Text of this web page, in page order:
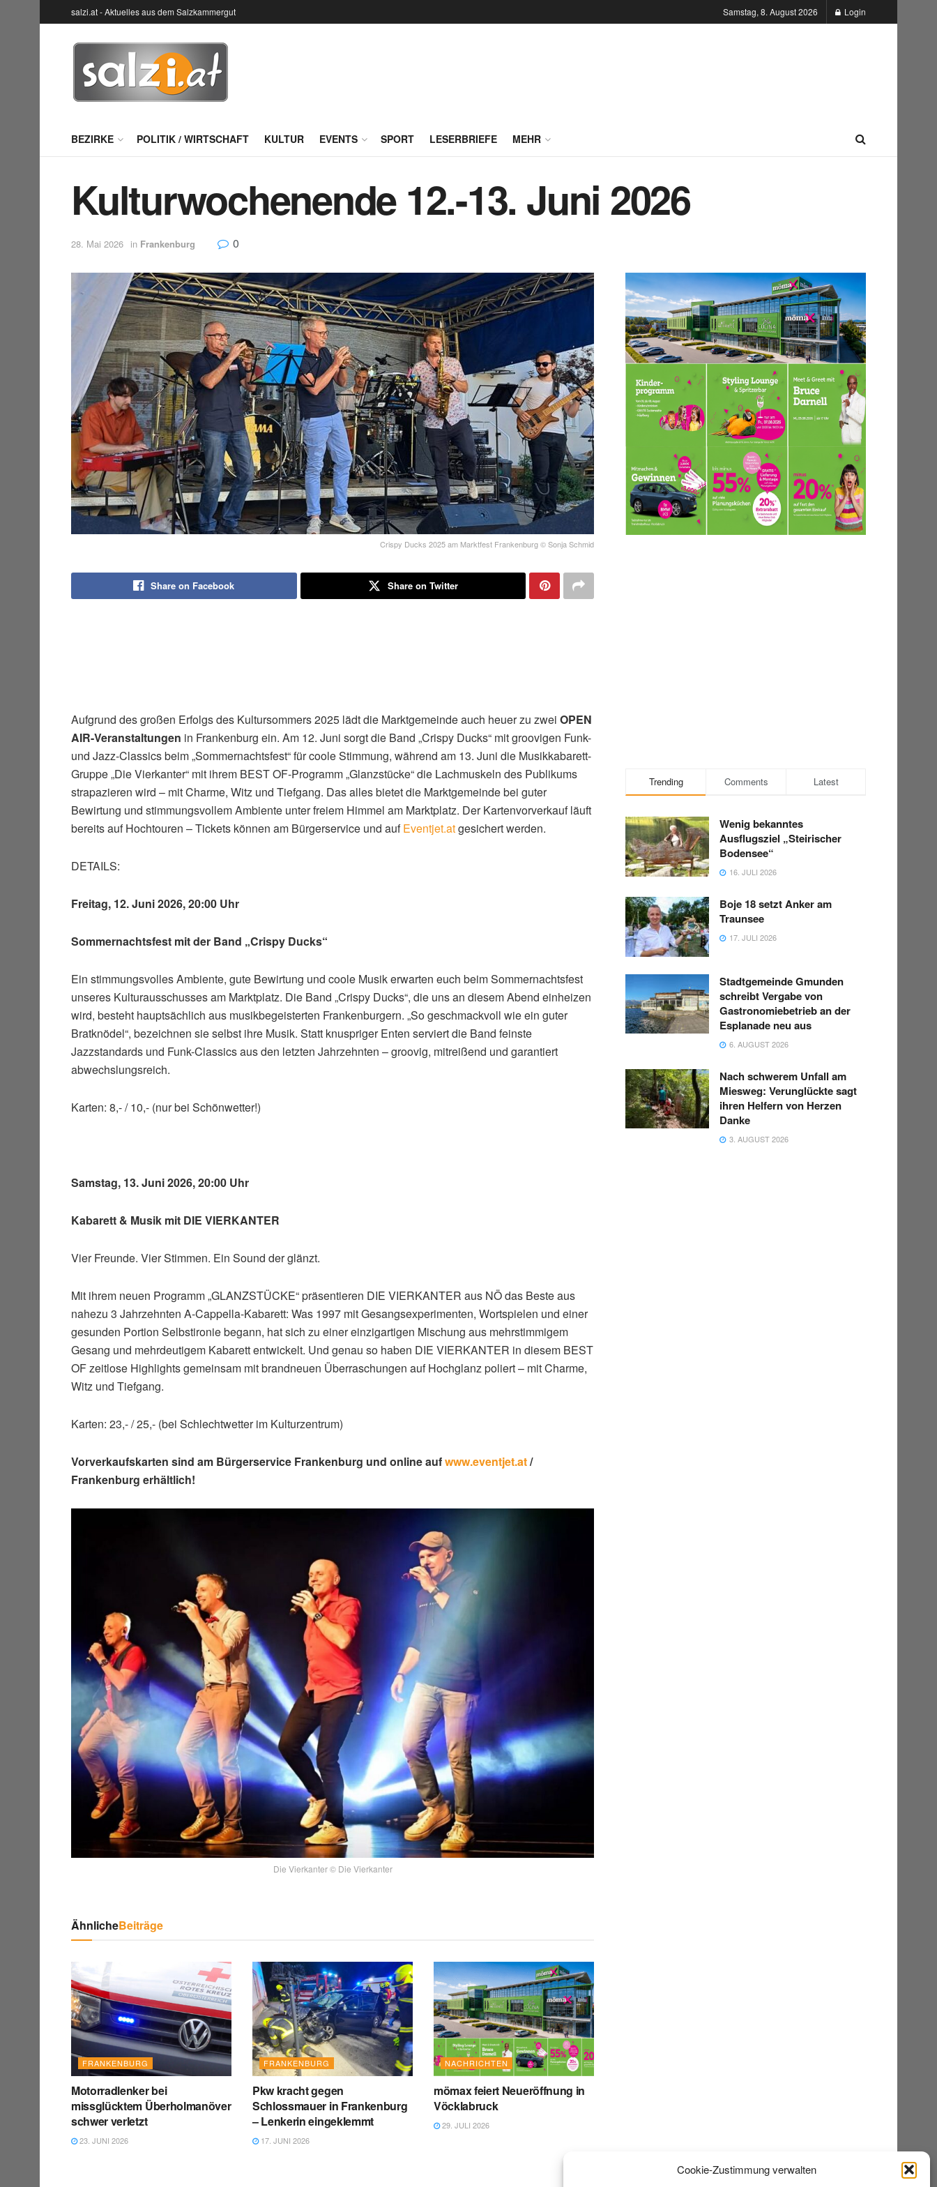
Cookie-Zustimmung verwalten
salzi.at - Aktuelles aus dem Salzkammergut Samstag, 8. August 2026 Login
BEZIRKE POLITIK / WIRTSCHAFT KULTUR EVENTS SPORT LESERBRIEFE MEHR
Kulturwochenende 12.-13. Juni 2026
28. Mai 2026 in Frankenburg 0
Crispy Ducks 2025 am Marktfest Frankenburg © Sonja Schmid
Share on Facebook Share on Twitter
Aufgrund des großen Erfolgs des Kultursommers 2025 lädt die Marktgemeinde auch heuer zu zwei OPEN
AIR-Veranstaltungen in Frankenburg ein. Am 12. Juni sorgt die Band „Crispy Ducks“ mit groovigen Funk-
und Jazz-Classics beim „Sommernachtsfest“ für coole Stimmung, während am 13. Juni die Musikkabarett-
Gruppe „Die Vierkanter“ mit ihrem BEST OF-Programm „Glanzstücke“ die Lachmuskeln des Publikums
strapazieren wird – mit Charme, Witz und Tiefgang. Das alles bietet die Marktgemeinde bei guter
Bewirtung und stimmungsvollem Ambiente unter freiem Himmel am Marktplatz. Der Kartenvorverkauf läuft
bereits auf Hochtouren – Tickets können am Bürgerservice und aufEventjet.atgesichert werden.
DETAILS:
Freitag, 12. Juni 2026, 20:00 Uhr
Sommernachtsfest mit der Band „Crispy Ducks“
Ein stimmungsvolles Ambiente, gute Bewirtung und coole Musik erwarten euch beim Sommernachtsfest
unseres Kulturausschusses am Marktplatz. Die Band „Crispy Ducks“, die uns an diesem Abend einheizen
wird, besteht hauptsächlich aus musikbegeisterten Frankenburgern. „So geschmackvoll wie ein guter
Bratknödel“, bezeichnen sie selbst ihre Musik. Statt knuspriger Enten serviert die Band feinste
Jazzstandards und Funk-Classics aus den letzten Jahrzehnten – groovig, mitreißend und garantiert
abwechslungsreich.
Karten: 8,- / 10,- (nur bei Schönwetter!)
Samstag, 13. Juni 2026, 20:00 Uhr
Kabarett & Musik mit DIE VIERKANTER
Vier Freunde. Vier Stimmen. Ein Sound der glänzt.
Mit ihrem neuen Programm „GLANZSTÜCKE“ präsentieren DIE VIERKANTER aus NÖ das Beste aus
nahezu 3 Jahrzehnten A-Cappella-Kabarett: Was 1997 mit Gesangsexperimenten, Wortspielen und einer
gesunden Portion Selbstironie begann, hat sich zu einer einzigartigen Mischung aus mehrstimmigem
Gesang und mehrdeutigem Kabarett entwickelt. Und genau so haben DIE VIERKANTER in diesem BEST
OF zeitlose Highlights gemeinsam mit brandneuen Überraschungen auf Hochglanz poliert – mit Charme,
Witz und Tiefgang.
Karten: 23,- / 25,- (bei Schlechtwetter im Kulturzentrum)
Vorverkaufskarten sind am Bürgerservice Frankenburg und online aufwww.eventjet.at/
Frankenburg erhältlich!
Die Vierkanter © Die Vierkanter
ÄhnlicheBeiträge
FRANKENBURG
Motorradlenker bei
missglücktem Überholmanöver
schwer verletzt
23. JUNI 2026
FRANKENBURG
Pkw kracht gegen
Schlossmauer in Frankenburg
– Lenkerin eingeklemmt
17. JUNI 2026
NACHRICHTEN
mömax feiert Neueröffnung in
Vöcklabruck
29. JULI 2026
Trending Comments Latest
Wenig bekanntes
Ausflugsziel „Steirischer
Bodensee“
16. JULI 2026
Boje 18 setzt Anker am
Traunsee
17. JULI 2026
Stadtgemeinde Gmunden
schreibt Vergabe von
Gastronomiebetrieb an der
Esplanade neu aus
6. AUGUST 2026
Nach schwerem Unfall am
Miesweg: Verunglückte sagt
ihren Helfern von Herzen
Danke
3. AUGUST 2026